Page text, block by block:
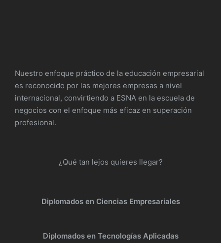
Nuestro enfoque práctico de la educación empresarial
es reconocido por las mejores empresas a nivel
internacional, convirtiendo a ESNA en la escuela de
negocios con el enfoque más eficaz en superación
profesional.
¿Qué tan lejos quieres llegar?
Diplomados en Ciencias Empresariales
Diplomados en Tecnologías Aplicadas